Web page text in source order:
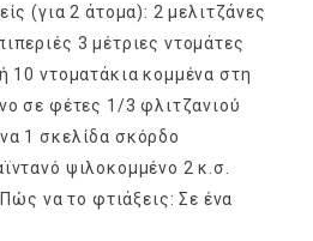
(για 2 άτομα): 2 μελιτζάνες
3 μέτριες ντομάτες
10 ντοματάκια κομμένα στη
σε φέτες 1/3 φλιτζανιού
1 σκελίδα σκόρδο
ψιλοκομμένο 2 κ.σ.
να το φτιάξεις: Σε ένα